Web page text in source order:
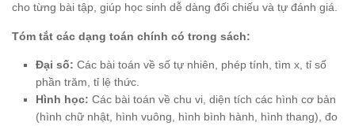
cho từng bài tập, giúp học sinh dễ dàng đối chiếu và tự đánh giá.
Tóm tắt các dạng toán chính có trong sách:
Đại số: Các bài toán về số tự nhiên, phép tính, tìm x, tỉ số
phần trăm, tỉ lệ thức.
Hình học: Các bài toán về chu vi, diện tích các hình cơ bản
(hình chữ nhật, hình vuông, hình bình hành, hình thang), đo